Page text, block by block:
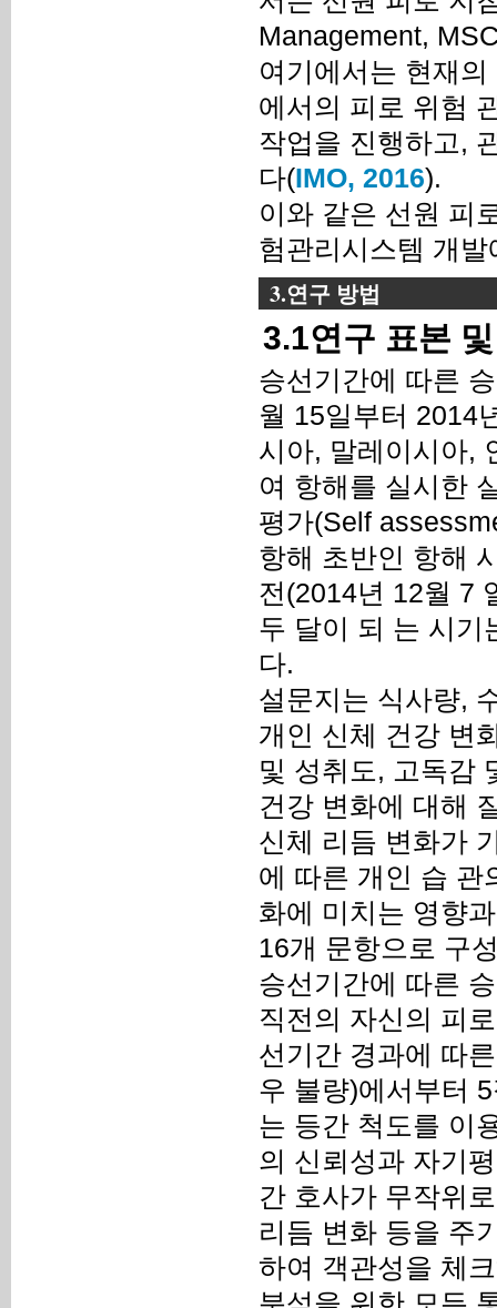
Management,
여기에서는 현재
에서의 피로 위험
작업을 진행하고,
다(IMO, 2016).
이와 같은 선원 피
험관리시스템 개
3.연구 방법
3.1연구 표본
승선기간에 따른
월 15일부터 2014
시아, 말레이시아,
여 항해를 실시한
평가(Self
항해 초반인 항해
전(2014년 12월 7
두 달이 되 는 시기
다.
설문지는 식사량,
개인 신체 건강 변
및 성취도, 고독감
건강 변화에 대해
신체 리듬 변화가
에 따른 개인 습 관
화에 미치는 영향
16개 문항으로 구
승선기간에 따른
직전의 자신의 피
선기간 경과에 따
우 불량)에서부터
는 등간 척도를 이
의 신뢰성과 자기
간 호사가 무작위
리듬 변화 등을 주
하여 객관성을 체